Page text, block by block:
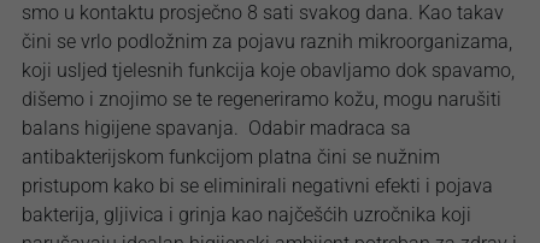
smo u kontaktu prosječno 8 sati svakog dana. Kao takav
čini se vrlo podložnim za pojavu raznih mikroorganizama,
koji usljed tjelesnih funkcija koje obavljamo dok spavamo,
dišemo i znojimo se te regeneriramo kožu, mogu narušiti
balans higijene spavanja. Odabir madraca sa
antibakterijskom funkcijom platna čini se nužnim
pristupom kako bi se eliminirali negativni efekti i pojava
bakterija, gljivica i grinja kao najčešćih uzročnika koji